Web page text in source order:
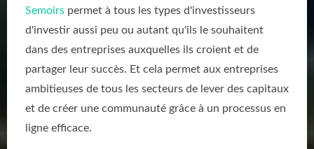
Semoirspermet à tous les types d'investisseurs
d'investir aussi peu ou autant qu'ils le souhaitent
dans des entreprises auxquelles ils croient et de
partager leur succès. Et cela permet aux entreprises
ambitieuses de tous les secteurs de lever des capitaux
et de créer une communauté grâce à un processus en
ligne efficace.